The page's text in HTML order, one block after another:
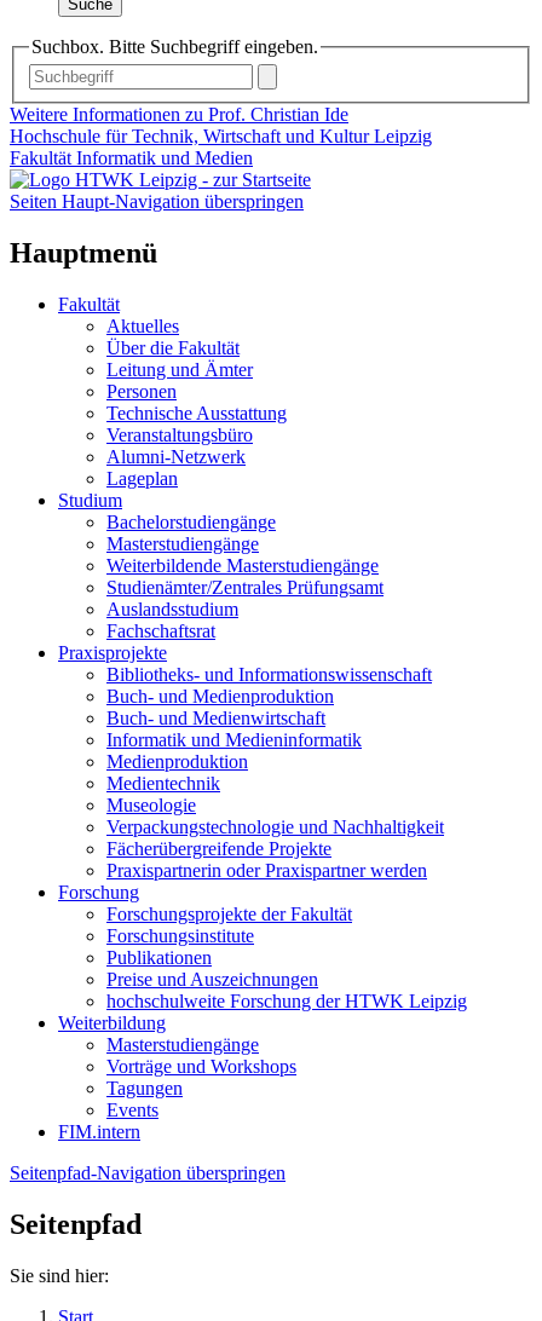
Suche
Suchbox. Bitte Suchbegriff eingeben.
Weitere Informationen zu Prof. Christian Ide
Hochschule für Technik, Wirtschaft und Kultur Leipzig
Fakultät Informatik und Medien
Seiten Haupt-Navigation überspringen
Hauptmenü
Fakultät
Aktuelles
Über die Fakultät
Leitung und Ämter
Personen
Technische Ausstattung
Veranstaltungsbüro
Alumni-Netzwerk
Lageplan
Studium
Bachelorstudiengänge
Masterstudiengänge
Weiterbildende Masterstudiengänge
Studienämter/Zentrales Prüfungsamt
Auslandsstudium
Fachschaftsrat
Praxisprojekte
Bibliotheks- und Informationswissenschaft
Buch- und Medienproduktion
Buch- und Medienwirtschaft
Informatik und Medieninformatik
Medienproduktion
Medientechnik
Museologie
Verpackungstechnologie und Nachhaltigkeit
Fächerübergreifende Projekte
Praxispartnerin oder Praxispartner werden
Forschung
Forschungsprojekte der Fakultät
Forschungsinstitute
Publikationen
Preise und Auszeichnungen
hochschulweite Forschung der HTWK Leipzig
Weiterbildung
Masterstudiengänge
Vorträge und Workshops
Tagungen
Events
FIM.intern
Seitenpfad-Navigation überspringen
Seitenpfad
Sie sind hier:
Start